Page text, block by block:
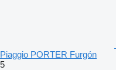
Piaggio PORTER Furgón
5